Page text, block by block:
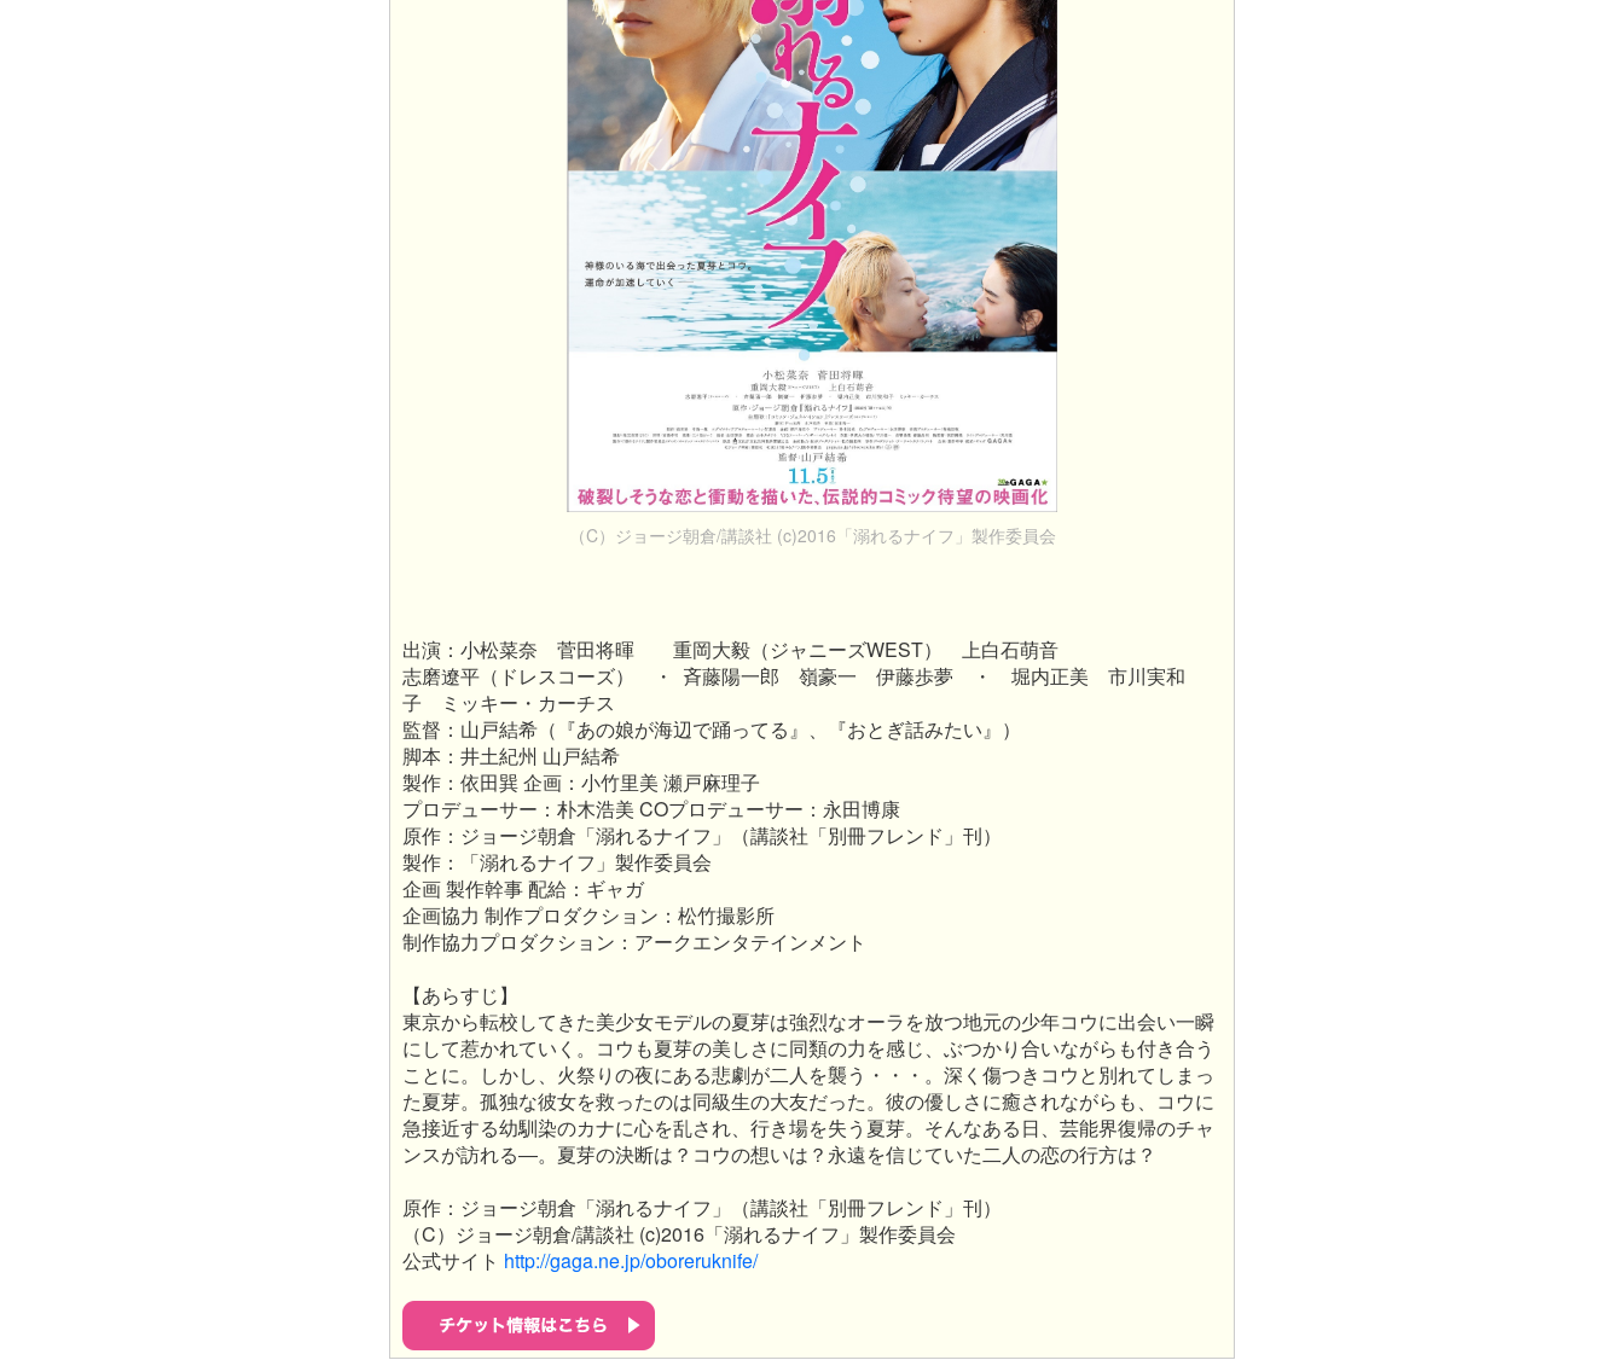
（C）ジョージ朝倉/講談社 (c)2016「溺れるナイフ」製作委員会
出演：小松菜奈 菅田将暉 重岡大毅（ジャニーズWEST） 上白石萌音
志磨遼平（ドレスコーズ） ・ 斉藤陽一郎 嶺豪一 伊藤歩夢 ・ 堀内正美 市川実和
子 ミッキー・カーチス
監督：山戸結希（『あの娘が海辺で踊ってる』、『おとぎ話みたい』）
脚本：井土紀州 山戸結希
製作：依田巽 企画：小竹里美 瀬戸麻理子
プロデューサー：朴木浩美 COプロデューサー：永田博康
原作：ジョージ朝倉「溺れるナイフ」（講談社「別冊フレンド」刊）
製作：「溺れるナイフ」製作委員会
企画 製作幹事 配給：ギャガ
企画協力 制作プロダクション：松竹撮影所
制作協力プロダクション：アークエンタテインメント
【あらすじ】
東京から転校してきた美少女モデルの夏芽は強烈なオーラを放つ地元の少年コウに出会い一瞬
にして惹かれていく。コウも夏芽の美しさに同類の力を感じ、ぶつかり合いながらも付き合う
ことに。しかし、火祭りの夜にある悲劇が二人を襲う・・・。深く傷つきコウと別れてしまっ
た夏芽。孤独な彼女を救ったのは同級生の大友だった。彼の優しさに癒されながらも、コウに
急接近する幼馴染のカナに心を乱され、行き場を失う夏芽。そんなある日、芸能界復帰のチャ
ンスが訪れる―。夏芽の決断は？コウの想いは？永遠を信じていた二人の恋の行方は？
原作：ジョージ朝倉「溺れるナイフ」（講談社「別冊フレンド」刊）
（C）ジョージ朝倉/講談社 (c)2016「溺れるナイフ」製作委員会
公式サイト http://gaga.ne.jp/oboreruknife/